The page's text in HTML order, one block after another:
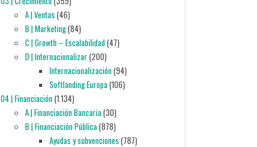
A | Ventas (46)
B | Marketing(84)
C | Growth – Escalabilidad(47)
D | Internacionalizar(200)
Internacionalización(94)
Softlanding Europa(106)
04 | Financiación(1.134)
A | Financiación Bancaria(30)
B | Financiación Pública(878)
Ayudas y subvenciones (787)